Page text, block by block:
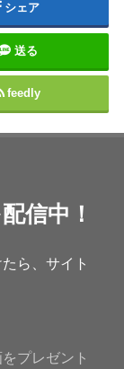
シェア
送る
feedly
信中！
ら、サイト
プレゼント